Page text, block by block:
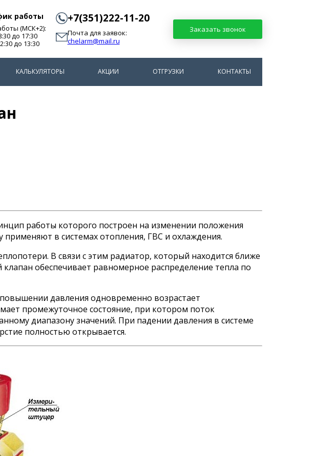
работы
(МСК+2):
до 17:30
до 13:30
+7(351)222-11-20
Почта для заявок:
chelarm@mail.ru
Заказать звонок
КАЛЬКУЛЯТОРЫ АКЦИИ ОТГРУЗКИ КОНТАКТЫ
работы которого построен на изменении положения
применяют в системах отопления, ГВС и охлаждения.
В связи с этим радиатор, который находится ближе
обеспечивает равномерное распределение тепла по
давления одновременно возрастает
промежуточное состояние, при котором поток
диапазону значений. При падении давления в системе
полностью открывается.